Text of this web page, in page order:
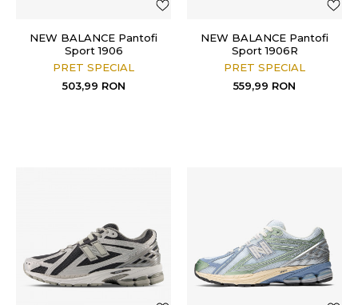
NEW BALANCE Pantofi
Sport 1906
PRET SPECIAL
503,99 RON
NEW BALANCE Pantofi
Sport 1906R
PRET SPECIAL
559,99 RON